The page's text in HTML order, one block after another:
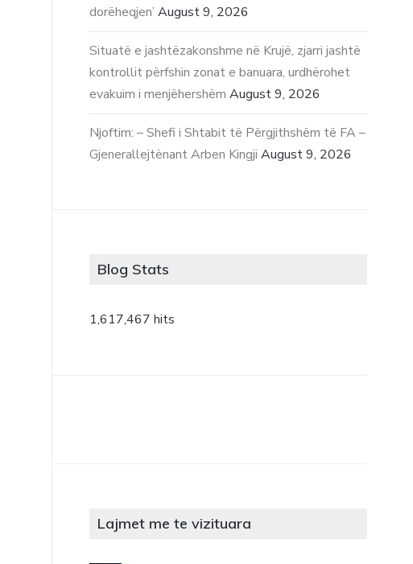
dorëheqjen’ August 9, 2026
Situatë e jashtëzakonshme në Krujë, zjarri jashtë
kontrollit përfshin zonat e banuara, urdhërohet
evakuim i menjëhershëm August 9, 2026
Njoftim: – Shefi i Shtabit të Përgjithshëm të FA –
Gjenerallejtënant Arben Kingji August 9, 2026
Blog Stats
1,617,467 hits
Lajmet me te vizituara